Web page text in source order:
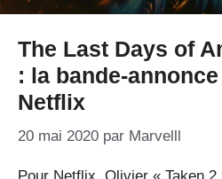
The Last Days of
: la bande-
Netflix
20 mai 2020 par Marvelll